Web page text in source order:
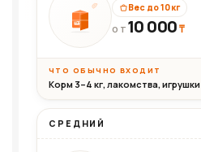
10кг
Вес до 10 кг
ОТ 10 000₸
ЧТО ОБЫЧНО ВХОДИТ
Корм 3–4 кг, лакомства, игрушки
СРЕДНИЙ